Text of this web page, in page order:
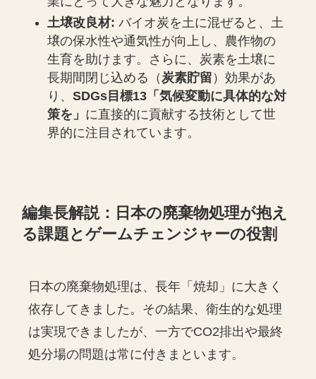
土壌改良材: バイオ炭を土に混ぜると、土
壌の保水性や通気性が向上し、農作物の
生育を助けます。さらに、炭素を土壌に
長期間閉じ込める（炭素貯留 ）効果があ
り、SDGs目標13「気候変動に具体的な対
策を」 に直接的に貢献する技術として世
界的に注目されています。
編集長解説：日本の廃棄物処理が抱え
る課題とゲームチェンジャーの役割
日本の廃棄物処理は、長年「焼却」に大きく
依存してきました。その結果、衛生的な処理
は実現できましたが、一方でCO2排出や最終
処分場の問題は常に付きまといます。